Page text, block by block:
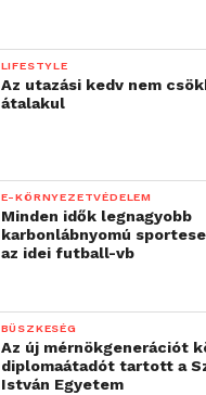
LIFESTYLE
Az utazási kedv nem
átalakul
E-KÖRNYEZETVÉDELEM
Minden idők legnagyobb
karbonlábnyomú
az idei futball-vb
BÜSZKESÉG
Az új mérnökgenerációt
diplomaátadót tartott a
István Egyetem